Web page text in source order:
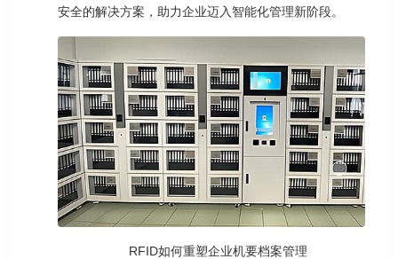
安全的解决方案，助力企业迈入智能化管理新阶段。
RFID如何重塑企业机要档案管理